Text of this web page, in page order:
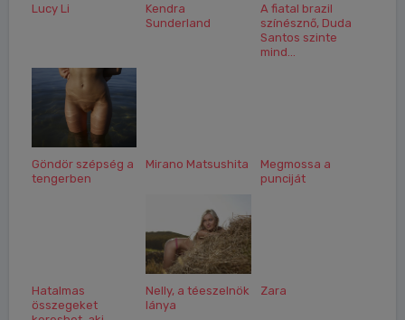
Lucy Li
Kendra
Sunderland
A fiatal brazil
színésznő, Duda
Santos szinte
mind...
Göndör szépség a
tengerben
Mirano Matsushita
Megmossa a
punciját
Hatalmas
összegeket
Nelly, a téeszelnök
lánya
Zara